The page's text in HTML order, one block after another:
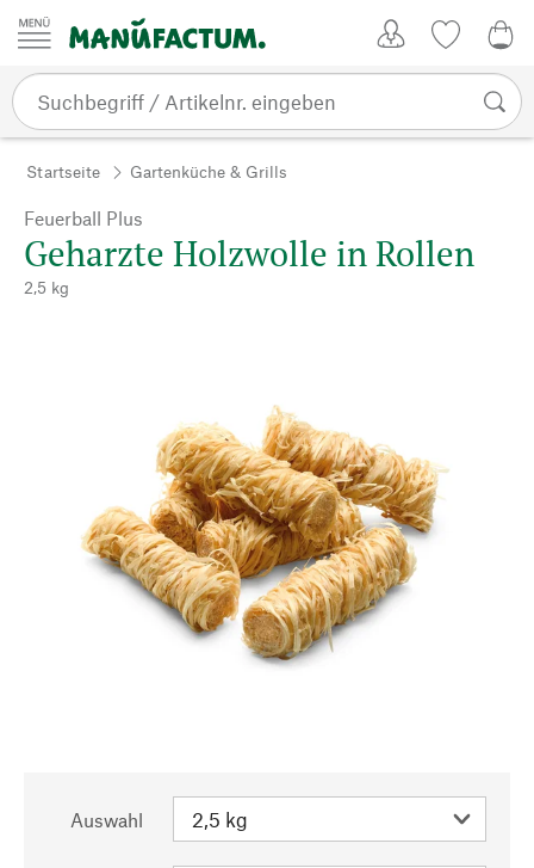
Zum Inhalt springen
Startseite Gartenküche & Grills
Feuerball Plus
Geharzte Holzwolle in Rollen
2,5 kg
Auswahl